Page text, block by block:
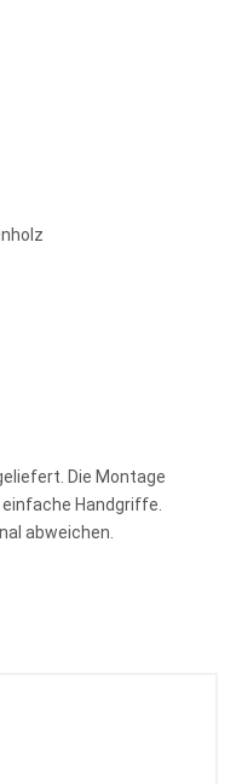
Die Montage
Handgriffe.
abweichen.